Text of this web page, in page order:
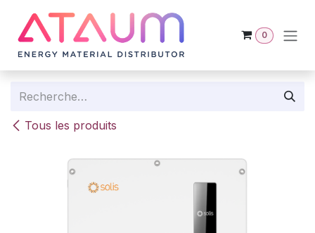
0
Tous les produits